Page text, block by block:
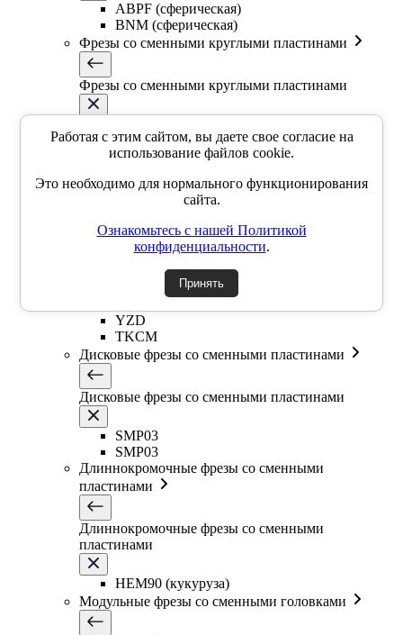
ABPF (сферическая)
BNM (сферическая)
Фрезы со сменными круглыми пластинами
Фрезы со сменными круглыми пластинами
EMR5R
EMR6R
Фасочные фрезы со сменными пластинами
Фасочные фрезы со сменными пластинами
YZD
TKCM
Дисковые фрезы со сменными пластинами
Дисковые фрезы со сменными пластинами
SMP03
SMP03
Длиннокромочные фрезы со сменными
пластинами
Длиннокромочные фрезы со сменными
пластинами
HEM90 (кукуруза)
Модульные фрезы со сменными головками
Работая с этим сайтом, вы даете свое согласие на
использование файлов cookie.
Это необходимо для нормального функционирования
сайта.
Ознакомьтесь с нашей Политикой
конфиденциальности.
Принять